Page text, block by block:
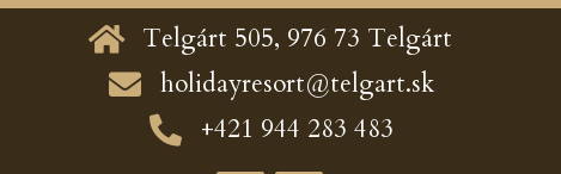
Telgárt 505, 976 73 Telgárt
holidayresort@telgart.sk
+421 944 283 483